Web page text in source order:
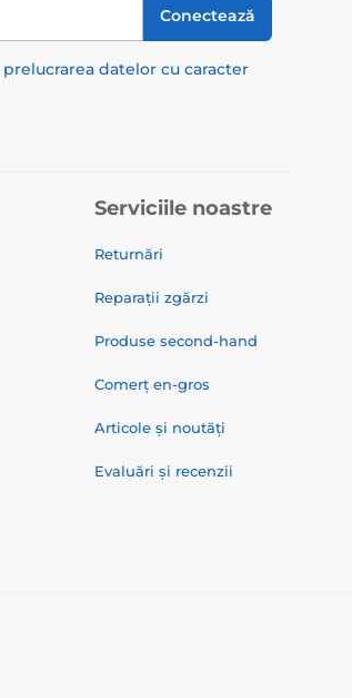
Conectează
prelucrarea datelor cu caracter
Serviciile noastre
Returnări
Reparații zgărzi
Produse second-hand
Comerț en-gros
Articole și noutăți
Evaluări și recenzii